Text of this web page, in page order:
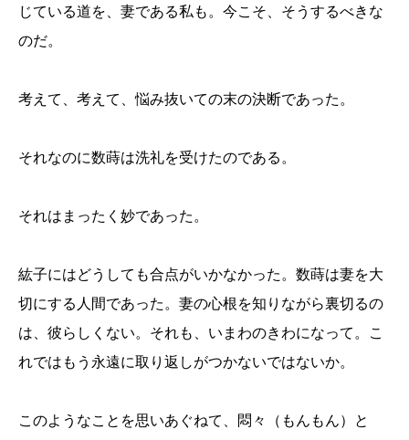
じている道を、妻である私も。今こそ、そうするべきな
のだ。
考えて、考えて、悩み抜いての末の決断であった。
それなのに数蒔は洗礼を受けたのである。
それはまったく妙であった。
紘子にはどうしても合点がいかなかった。数蒔は妻を大
切にする人間であった。妻の心根を知りながら裏切るの
は、彼らしくない。それも、いまわのきわになって。こ
れではもう永遠に取り返しがつかないではないか。
このようなことを思いあぐねて、悶々（もんもん）と